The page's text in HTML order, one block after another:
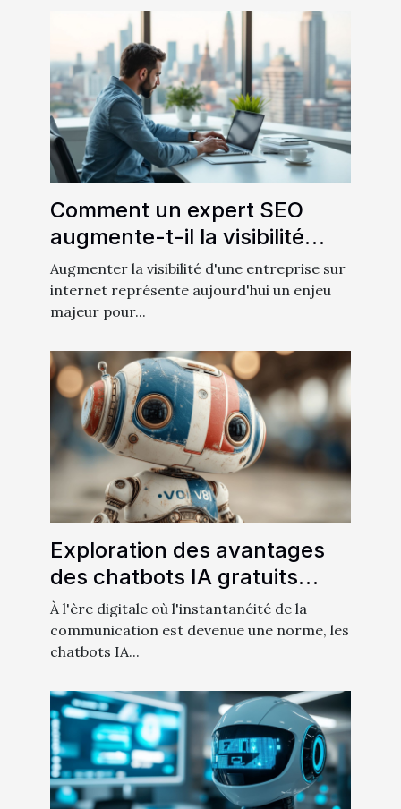
Comment un expert SEO
augmente-t-il la visibilité
d'une entreprise ?
Augmenter la visibilité d'une entreprise sur
internet représente aujourd'hui un enjeu
majeur pour...
Exploration des avantages
des chatbots IA gratuits
pour les utilisateurs
francophones
À l'ère digitale où l'instantanéité de la
communication est devenue une norme, les
chatbots IA...